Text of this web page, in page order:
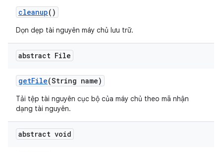
cleanup()
Dọn dẹp tài nguyên máy chủ lưu trữ.
abstract File
getFile(String name)
Tải tệp tài nguyên cục bộ của máy chủ theo mã nhận
dạng tài nguyên.
abstract void